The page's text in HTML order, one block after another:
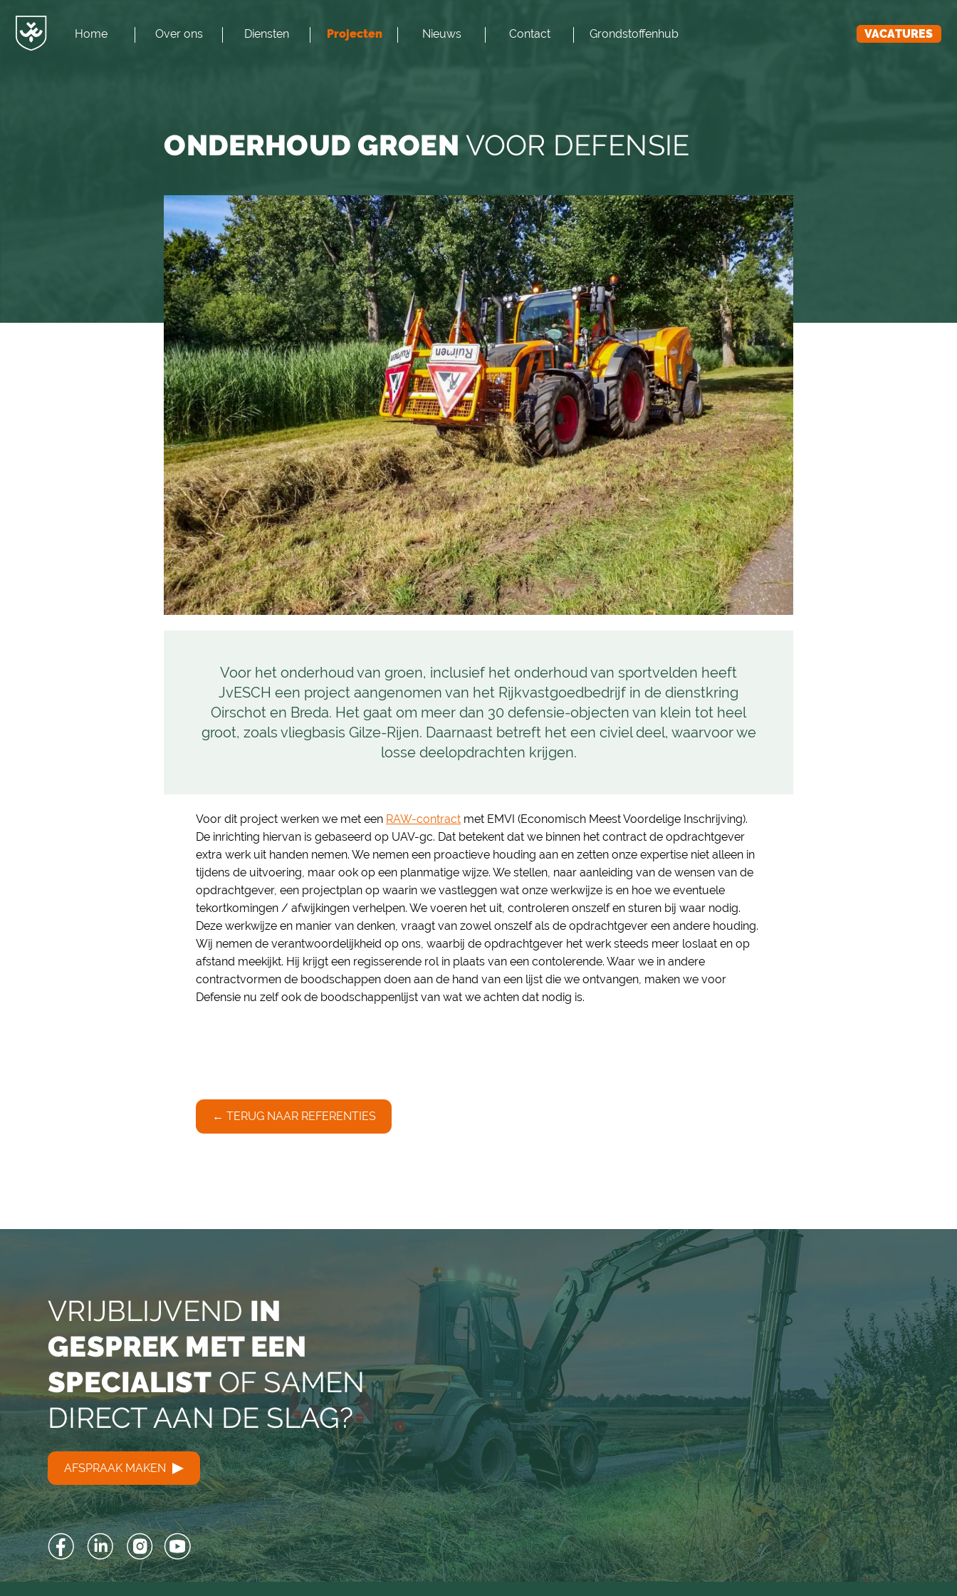
Menu
Home Over ons Diensten Projecten Nieuws Contact Grondstoffenhub VACATURES
ONDERHOUD GROEN VOOR DEFENSIE
Voor het onderhoud van groen, inclusief het onderhoud van sportvelden heeft
JvESCH een project aangenomen van het Rijkvastgoedbedrijf in de dienstkring
Oirschot en Breda. Het gaat om meer dan 30 defensie-objecten van klein tot heel
groot, zoals vliegbasis Gilze-Rijen. Daarnaast betreft het een civiel deel, waarvoor we
losse deelopdrachten krijgen.
Voor dit project werken we met een RAW-contract met EMVI (Economisch Meest Voordelige Inschrijving).
De inrichting hiervan is gebaseerd op UAV-gc. Dat betekent dat we binnen het contract de opdrachtgever
extra werk uit handen nemen. We nemen een proactieve houding aan en zetten onze expertise niet alleen in
tijdens de uitvoering, maar ook op een planmatige wijze. We stellen, naar aanleiding van de wensen van de
opdrachtgever, een projectplan op waarin we vastleggen wat onze werkwijze is en hoe we eventuele
tekortkomingen / afwijkingen verhelpen. We voeren het uit, controleren onszelf en sturen bij waar nodig.
Deze werkwijze en manier van denken, vraagt van zowel onszelf als de opdrachtgever een andere houding.
Wij nemen de verantwoordelijkheid op ons, waarbij de opdrachtgever het werk steeds meer loslaat en op
afstand meekijkt. Hij krijgt een regisserende rol in plaats van een contolerende. Waar we in andere
contractvormen de boodschappen doen aan de hand van een lijst die we ontvangen, maken we voor
Defensie nu zelf ook de boodschappenlijst van wat we achten dat nodig is.
← TERUG NAAR REFERENTIES
VRIJBLIJVEND IN
GESPREK MET EEN
SPECIALISTOF SAMEN
DIRECT AAN DE SLAG?
AFSPRAAK MAKEN
FacebookLinkedInInstagramYouTube